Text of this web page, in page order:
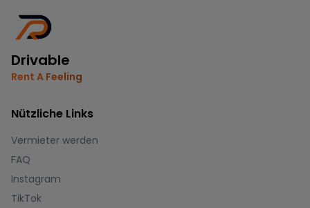
Drivable
Rent A Feeling
Nützliche Links
Vermieter werden
FAQ
Instagram
TikTok